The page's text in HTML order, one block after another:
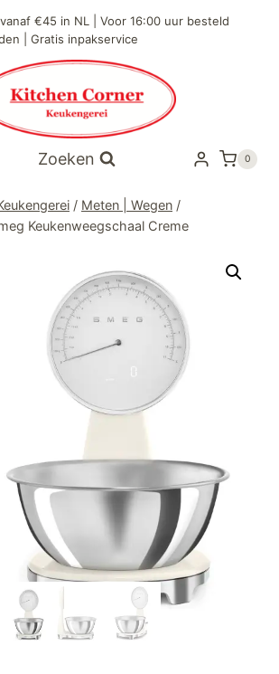
€45 in NL | Voor 16:00 uur besteld
| Gratis inpakservice
Zoeken 0
/ Meten | Wegen /
Keukenweegschaal Creme